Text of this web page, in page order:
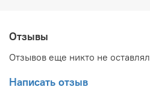
Отзывы
Отзывов еще никто не оставлял
Написать отзыв